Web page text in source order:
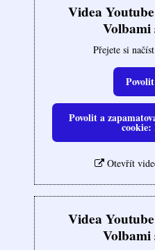
Videa
Přejete si
Povolit a
Otevřít
Videa